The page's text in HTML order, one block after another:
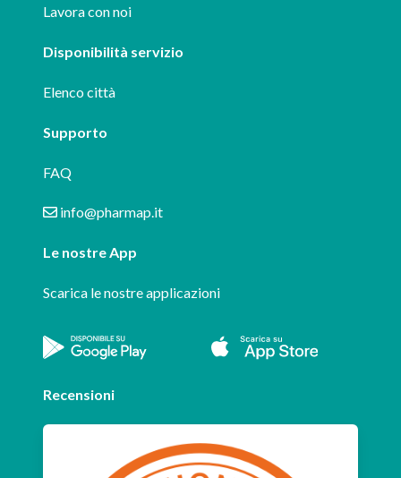
Lavora con noi
Disponibilità servizio
Elenco città
Supporto
FAQ
info@pharmap.it
Le nostre App
Scarica le nostre applicazioni
Recensioni